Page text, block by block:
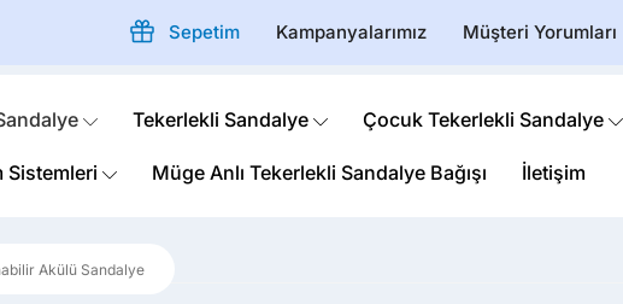
Sepetim Kampanyalarımız Müşteri Yorumları
Tekerlekli Sandalye Çocuk Tekerlekli Sandalye
Sistemleri Müge Anlı Tekerlekli Sandalye Bağışı İletişim
Akülü Sandalye